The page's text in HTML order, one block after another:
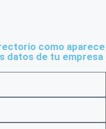
como aparece
datos de tu empresa